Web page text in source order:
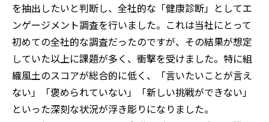
を抽出したいと判断し、全社的な「健康診断」としてエ
ンゲージメント調査を行いました。これは当社にとって
初めての全社的な調査だったのですが、その結果が想定
していた以上に課題が多く、衝撃を受けました。特に組
織風土のスコアが総合的に低く、「言いたいことが言え
ない」「褒められていない」「新しい挑戦ができない」
といった深刻な状況が浮き彫りになりました。